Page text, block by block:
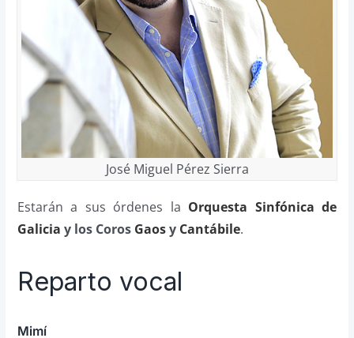
José Miguel Pérez Sierra
Estarán a sus órdenes la Orquesta Sinfónica de
Galicia y los Coros Gaosy Cantábile.
Reparto vocal
Mimí